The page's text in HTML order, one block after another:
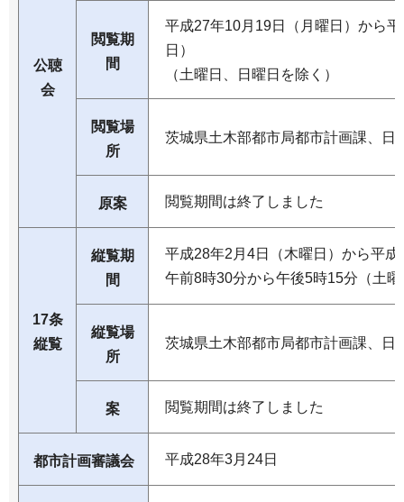
公聴
会
閲覧期
間
平成27年10月19日（月曜日）から
日）
（土曜日、日曜日を除く）
閲覧場
所
茨城県土木部都市局都市計画課、日
原案 閲覧期間は終了しました
17条
縦覧
縦覧期
間
平成28年2月4日（木曜日）から平
午前8時30分から午後5時15分（土
縦覧場
所
茨城県土木部都市局都市計画課、日
案 閲覧期間は終了しました
都市計画審議会 平成28年3月24日